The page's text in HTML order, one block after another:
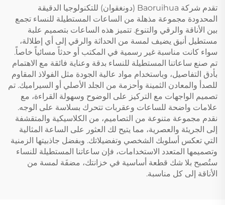
تقدم شركة Baoruihua (دونغقوان) للتكنولوجيا الدقيقة
المحدودة مجموعة مذهلة من الساعات المستطيلة للنساء تجمع
بين الأناقة والرقي والتنوع. تتميز هذه الساعات بتصميم علبة
مستطيل أنيق يضيف لمسة من الحداثة والرقي إلى أي إطلالة،
سواء كانت مناسبة غير رسمية في المكتب أو حدثاً مسائياً خاصاً.
تم صنع ساعاتنا المستطيلة للنساء بدقة وعناية فائقة مع الاهتمام
بأدق التفاصيل، وباستخدام مواد عالية الجودة مثل الفولاذ المقاوم
للصدأ والمعادن الثمينة وأحزمة من الجلد الأصلي أو السيراميك. تم
تصميم الواجهات مع التركيز على الوضوح وسهولة القراءة، مع
علامات واضحة للساعات وعقربات تتحرك بسلاسة على الوجه.
نقدم مجموعة متنوعة من التصاميم، من الكلاسيكية والمتقشفة
إلى الجريئة والعصرية، مما يتيح لك العثور على الساعة المثالية
التي تعكس أسلوبك الشخصي وتفضيلاتك. وبفضل جاذبيتها الزمنية
وتصميمها المتعدد الاستخدامات، فإن ساعاتنا المستطيلة للنساء
ستُصبح بلا شك قطعة أساسية في خزانتك، مضفَة لمسة من
الأناقة إلى كل مناسبة.